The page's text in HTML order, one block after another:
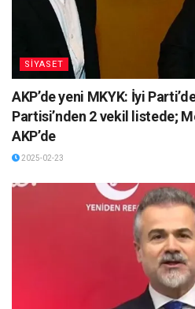
SİYASET
AKP’de yeni MKYK: İyi
Partisi’nden 2 vekil listede;
AKP’de
2025-02-23